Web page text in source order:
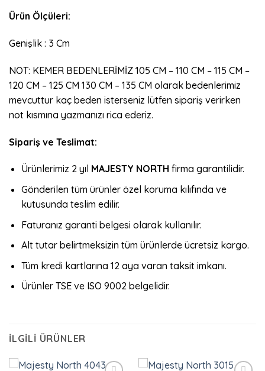
Ürün Ölçüleri:
Genişlik : 3 Cm
NOT: KEMER BEDENLERİMİZ 105 CM – 110 CM – 115 CM –
120 CM – 125 CM 130 CM – 135 CM olarak bedenlerimiz
mevcuttur kaç beden isterseniz lütfen sipariş verirken
not kısmına yazmanızı rica ederiz.
Sipariş ve Teslimat:
Ürünlerimiz 2 yıl MAJESTY NORTH firma garantilidir.
Gönderilen tüm ürünler özel koruma kılıfında ve
kutusunda teslim edilir.
Faturanız garanti belgesi olarak kullanılır.
Alt tutar belirtmeksizin tüm ürünlerde ücretsiz kargo.
Tüm kredi kartlarına 12 aya varan taksit imkanı.
Ürünler TSE ve ISO 9002 belgelidir.
İLGILI ÜRÜNLER